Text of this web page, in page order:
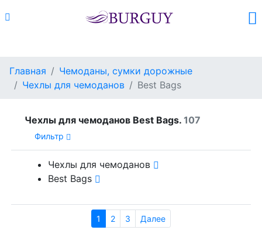
Главная
Чемоданы, сумки дорожные
Чехлы для чемоданов
Best Bags
Чехлы для чемоданов Best Bags. 107
Фильтр
Чехлы для чемоданов
Best Bags
1 2 3 Далее